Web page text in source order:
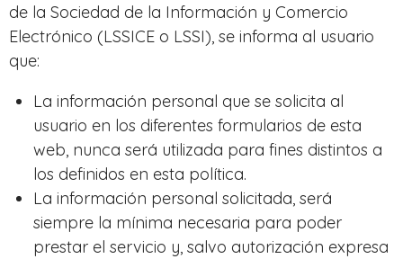
de la Sociedad de la Información y Comercio
Electrónico (LSSICE o LSSI), se informa al usuario
que:
La información personal que se solicita al
usuario en los diferentes formularios de esta
web, nunca será utilizada para fines distintos a
los definidos en esta política.
La información personal solicitada, será
siempre la mínima necesaria para poder
prestar el servicio y, salvo autorización expresa